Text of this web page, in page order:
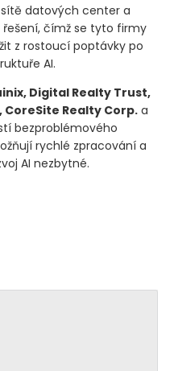
datových center a
čímž se tyto firmy
z rostoucí poptávky po
AI.
Digital Realty Trust,
Realty Corp. a
bezproblémového
rychlé zpracování a
AI nezbytné.